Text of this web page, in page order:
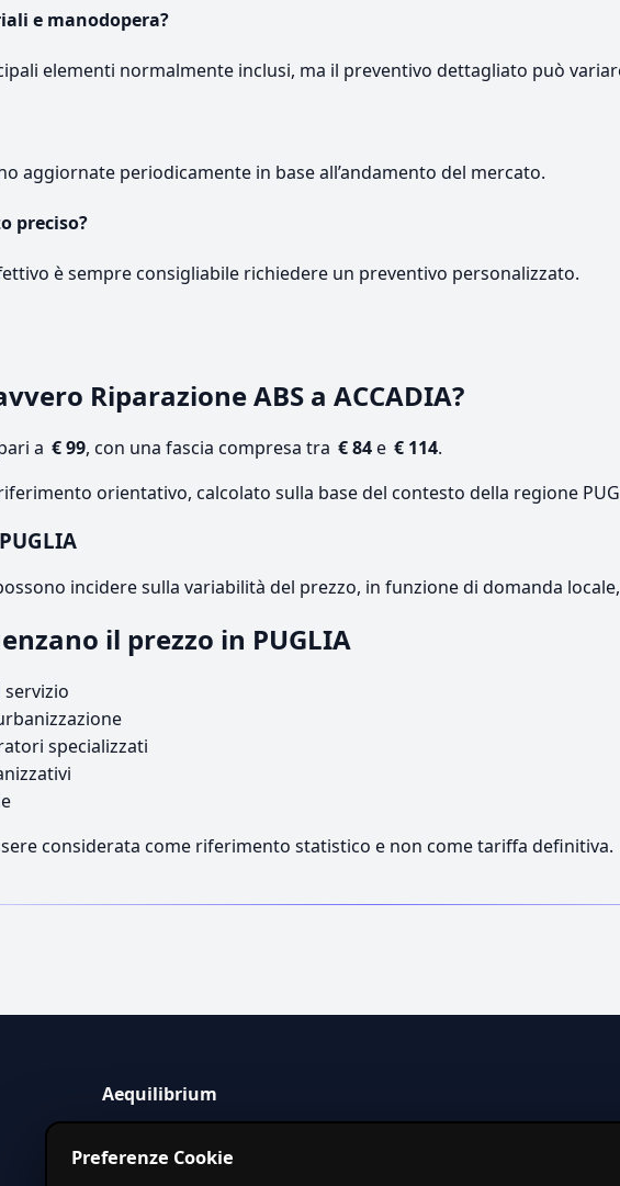
e manodopera?
elementi normalmente inclusi, ma il preventivo dettagliato può
aggiornate periodicamente in base all’andamento del mercato.
preciso?
è sempre consigliabile richiedere un preventivo personalizzato.
Riparazione ABS a ACCADIA?
a € 99, con una fascia compresa tra € 84e € 114.
orientativo, calcolato sulla base del contesto della regione
incidere sulla variabilità del prezzo, in funzione di domanda
il prezzo in PUGLIA
servizio
specializzati
considerata come riferimento statistico e non come tariffa definitiva.
Aequilibrium
servizi in Italia.
Preferenze Cookie